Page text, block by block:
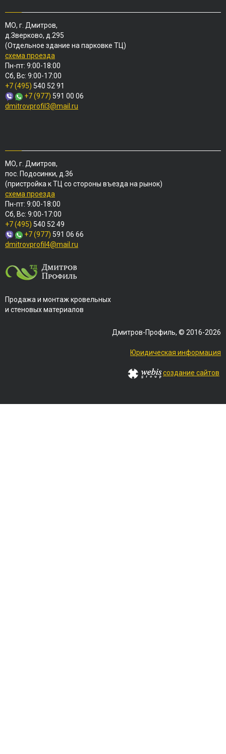
МО, г. Дмитров,
д.Зверково, д.295
(Отдельное здание на парковке ТЦ)
схема проезда
Пн-пт: 9:00-18:00
Сб, Вс: 9:00-17:00
+7 (495) 540 52 91
+7 (977) 591 00 06
dmitrovprofil3@mail.ru
МО, г. Дмитров,
пос. Подосинки, д.36
(пристройка к ТЦ со стороны въезда на рынок)
схема проезда
Пн-пт: 9:00-18:00
Сб, Вс: 9:00-17:00
+7 (495) 540 52 49
+7 (977) 591 06 66
dmitrovprofil4@mail.ru
Продажа и монтаж кровельных
и стеновых материалов
Дмитров-Профиль, © 2016-2026
Юридическая информация
создание сайтов